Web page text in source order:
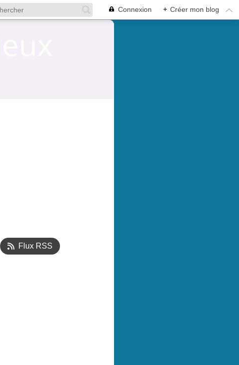
Connexion + Créer mon blog
Flux RSS